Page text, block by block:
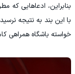
بنابراین، ادعاهایی که
با این بند به نتیجه
خواسته باشگاه همراهی